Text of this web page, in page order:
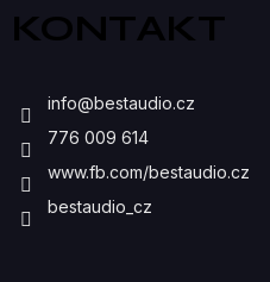
KONTAKT
info@bestaudio.cz
776 009 614
www.fb.com/bestaudio.cz
bestaudio_cz